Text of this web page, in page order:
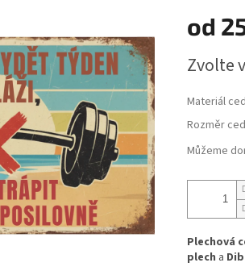
od
cena:
Zvolte
Materiál
Rozměr
Můžeme
Plechová
plech a